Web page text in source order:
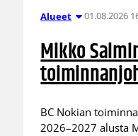
Alueet 01.08.2026
Mikko
BC Nokian
2026–2027 alusta